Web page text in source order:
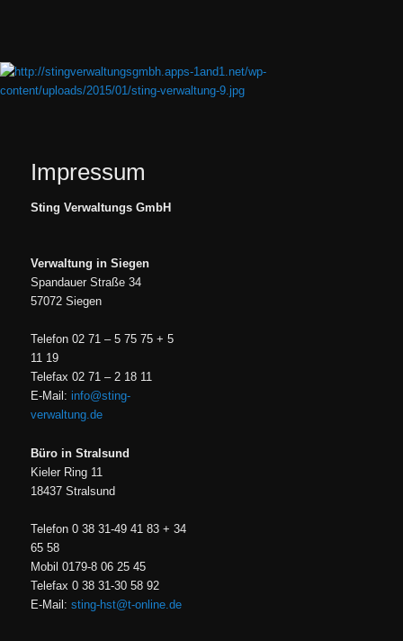
springen
Impressum
Sting Verwaltungs GmbH
Verwaltung in Siegen
Spandauer Straße 34
57072 Siegen
Telefon 02 71 – 5 75 75 + 5
11 19
Telefax 02 71 – 2 18 11
E-Mail:info@sting-
verwaltung.de
Büro in Stralsund
Kieler Ring 11
18437 Stralsund
Telefon 0 38 31-49 41 83 + 34
65 58
Mobil 0179-8 06 25 45
Telefax 0 38 31-30 58 92
E-Mail:sting-hst@t-online.de